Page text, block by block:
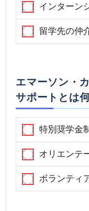
インターン
留学先の仲
エマーソン・
サポートとは
特別奨学金
オリエンテ
ボランティ